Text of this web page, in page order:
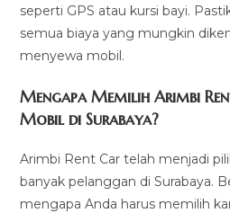
seperti GPS atau kursi bayi.
semua biaya yang mungkin
menyewa mobil.
Mengapa Memilih Arimbi
Mobil di Surabaya?
Arimbi Rent Car telah menjadi
banyak pelanggan di Surabaya.
mengapa Anda harus memilih